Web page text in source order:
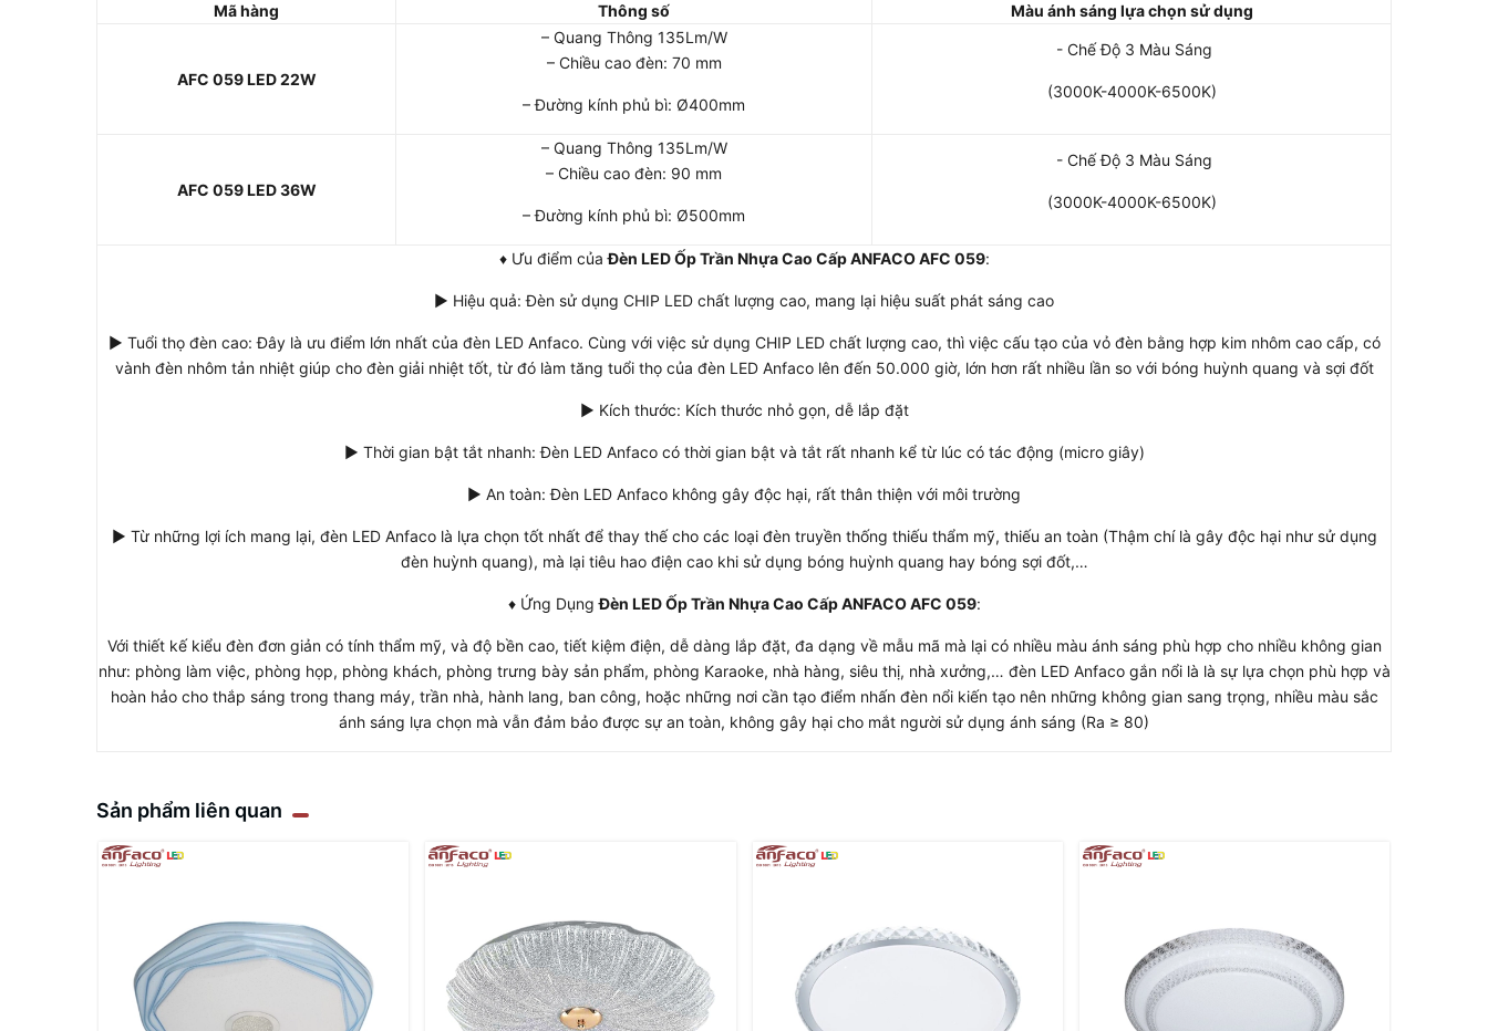
Mã hàng Thông số Màu ánh sáng lựa chọn sử dụng
AFC 059LED22W
– Quang Thông 135Lm/W
– Chiều cao đèn: 70 mm
– Đường kính phủ bì: Ø400mm
- Chế Độ 3 Màu Sáng
(3000K-4000K-6500K)
AFC 059LED36W
– Quang Thông 135Lm/W
– Chiều cao đèn: 90 mm
– Đường kính phủ bì: Ø500mm
- Chế Độ 3 Màu Sáng
(3000K-4000K-6500K)
♦ Ưu điểm củaĐèn LED Ốp Trần Nhựa Cao Cấp ANFACO AFC 059:
► Hiệu quả: Đèn sử dụng CHIP LED chất lượng cao, mang lại hiệu suất phát sáng cao
► Tuổi thọ đèn cao: Đây là ưu điểm lớn nhất của đèn LED Anfaco. Cùng với việc sử dụng CHIP LED chất lượng cao, thì việc cấu tạo của vỏ đèn bằng hợp kim nhôm cao cấp, có
vành đèn nhôm tản nhiệt giúp cho đèn giải nhiệt tốt, từ đó làm tăng tuổi thọ của đèn LED Anfaco lên đến 50.000 giờ, lớn hơn rất nhiều lần so với bóng huỳnh quang và sợi đốt
► Kích thước: Kích thước nhỏ gọn, dễ lắp đặt
► Thời gian bật tắt nhanh: Đèn LED Anfaco có thời gian bật và tắt rất nhanh kể từ lúc có tác động (micro giây)
► An toàn: Đèn LED Anfaco không gây độc hại, rất thân thiện với môi trường
► Từ những lợi ích mang lại, đèn LED Anfaco là lựa chọn tốt nhất để thay thế cho các loại đèn truyền thống thiếu thẩm mỹ, thiếu an toàn (Thậm chí là gây độc hại như sử dụng
đèn huỳnh quang), mà lại tiêu hao điện cao khi sử dụng bóng huỳnh quang hay bóng sợi đốt,…
♦ Ứng DụngĐèn LED Ốp Trần Nhựa Cao Cấp ANFACO AFC 059:
Với thiết kế kiểu đèn đơn giản có tính thẩm mỹ, và độ bền cao, tiết kiệm điện, dễ dàng lắp đặt, đa dạng về mẫu mã mà lại có nhiều màu ánh sáng phù hợp cho nhiều không gian
như: phòng làm việc, phòng họp, phòng khách, phòng trưng bày sản phẩm, phòng Karaoke, nhà hàng, siêu thị, nhà xưởng,… đèn LED Anfaco gắn nổi là là sự lựa chọn phù hợp và
hoàn hảo cho thắp sáng trong thang máy, trần nhà, hành lang, ban công, hoặc những nơi cần tạo điểm nhấn đèn nổi kiến tạo nên những không gian sang trọng, nhiều màu sắc
ánh sáng lựa chọn mà vẫn đảm bảo được sự an toàn, không gây hại cho mắt người sử dụng ánh sáng (Ra ≥ 80)
Sản phẩm liên quan